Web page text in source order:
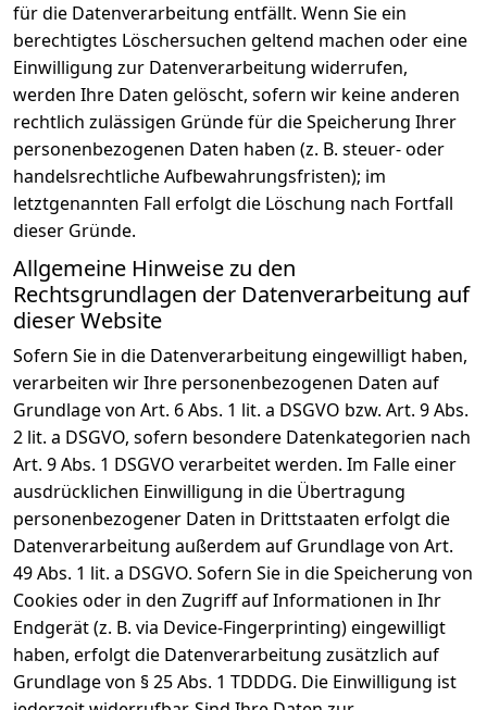
für die Datenverarbeitung entfällt. Wenn Sie ein
berechtigtes Löschersuchen geltend machen oder eine
Einwilligung zur Datenverarbeitung widerrufen,
werden Ihre Daten gelöscht, sofern wir keine anderen
rechtlich zulässigen Gründe für die Speicherung Ihrer
personenbezogenen Daten haben (z. B. steuer- oder
handelsrechtliche Aufbewahrungsfristen); im
letztgenannten Fall erfolgt die Löschung nach Fortfall
dieser Gründe.
Allgemeine Hinweise zu den
Rechtsgrundlagen der Datenverarbeitung auf
dieser Website
Sofern Sie in die Datenverarbeitung eingewilligt haben,
verarbeiten wir Ihre personenbezogenen Daten auf
Grundlage von Art. 6 Abs. 1 lit. a DSGVO bzw. Art. 9 Abs.
2 lit. a DSGVO, sofern besondere Datenkategorien nach
Art. 9 Abs. 1 DSGVO verarbeitet werden. Im Falle einer
ausdrücklichen Einwilligung in die Übertragung
personenbezogener Daten in Drittstaaten erfolgt die
Datenverarbeitung außerdem auf Grundlage von Art.
49 Abs. 1 lit. a DSGVO. Sofern Sie in die Speicherung von
Cookies oder in den Zugriff auf Informationen in Ihr
Endgerät (z. B. via Device-Fingerprinting) eingewilligt
haben, erfolgt die Datenverarbeitung zusätzlich auf
Grundlage von § 25 Abs. 1 TDDDG. Die Einwilligung ist